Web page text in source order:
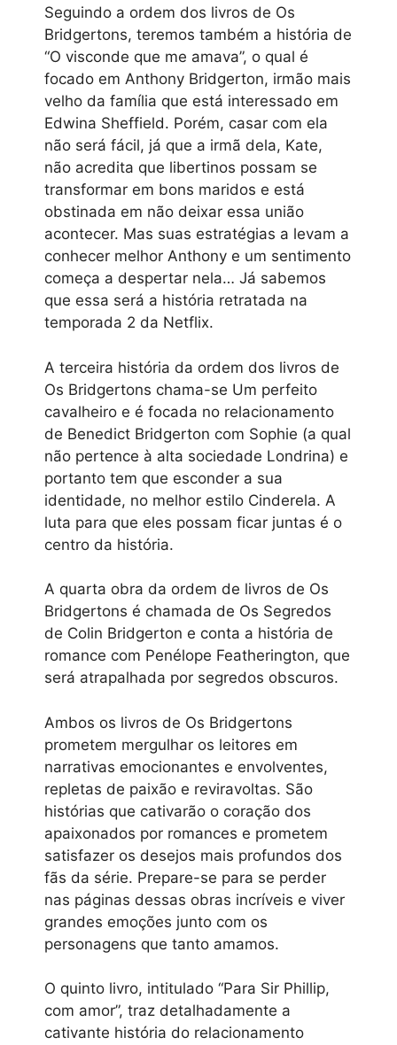
Seguindo a ordem dos livros de Os
Bridgertons, teremos também a história de
“O visconde que me amava”, o qual é
focado em Anthony Bridgerton, irmão mais
velho da família que está interessado em
Edwina Sheffield. Porém, casar com ela
não será fácil, já que a irmã dela, Kate,
não acredita que libertinos possam se
transformar em bons maridos e está
obstinada em não deixar essa união
acontecer. Mas suas estratégias a levam a
conhecer melhor Anthony e um sentimento
começa a despertar nela… Já sabemos
que essa será a história retratada na
temporada 2 da Netflix.
A terceira história da ordem dos livros de
Os Bridgertons chama-se Um perfeito
cavalheiro e é focada no relacionamento
de Benedict Bridgerton com Sophie (a qual
não pertence à alta sociedade Londrina) e
portanto tem que esconder a sua
identidade, no melhor estilo Cinderela. A
luta para que eles possam ficar juntas é o
centro da história.
A quarta obra da ordem de livros de Os
Bridgertons é chamada de Os Segredos
de Colin Bridgerton e conta a história de
romance com Penélope Featherington, que
será atrapalhada por segredos obscuros.
Ambos os livros de Os Bridgertons
prometem mergulhar os leitores em
narrativas emocionantes e envolventes,
repletas de paixão e reviravoltas. São
histórias que cativarão o coração dos
apaixonados por romances e prometem
satisfazer os desejos mais profundos dos
fãs da série. Prepare-se para se perder
nas páginas dessas obras incríveis e viver
grandes emoções junto com os
personagens que tanto amamos.
O quinto livro, intitulado “Para Sir Phillip,
com amor”, traz detalhadamente a
cativante história do relacionamento